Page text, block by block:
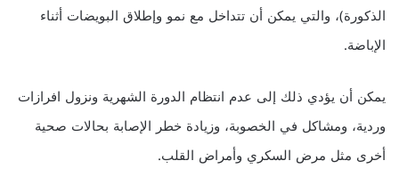
الذكورة)، والتي يمكن أن تتداخل مع نمو وإطلاق البويضات أثناء
الإباضة.
يمكن أن يؤدي ذلك إلى عدم انتظام الدورة الشهرية ونزول افرازات
وردية، ومشاكل في الخصوبة، وزيادة خطر الإصابة بحالات صحية
أخرى مثل مرض السكري وأمراض القلب.